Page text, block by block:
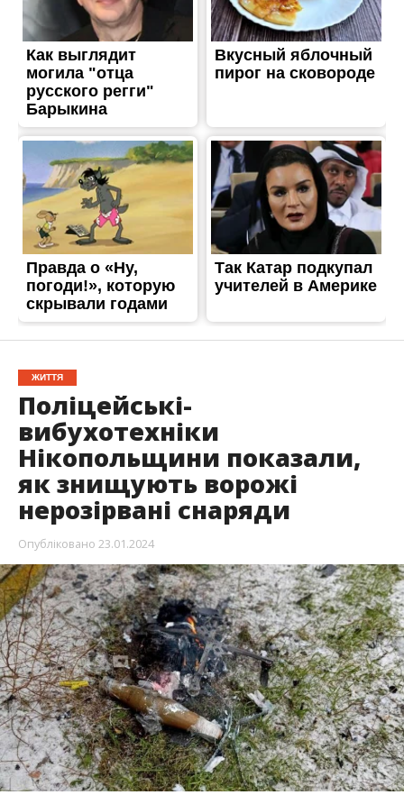
ЖИТТЯ
Поліцейські-
вибухотехніки
Нікопольщини показали,
як знищують ворожі
нерозірвані снаряди
Опубліковано 23.01.2024